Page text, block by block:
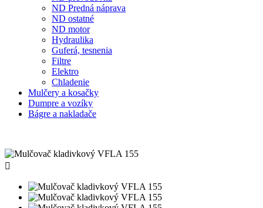
ND Predná náprava
ND ostatné
ND motor
Hydraulika
Guferá, tesnenia
Filtre
Elektro
Chladenie
Mulčery a kosačky
Dumpre a vozíky
Bágre a nakladače
